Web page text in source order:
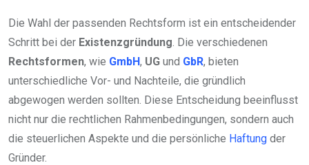
Die Wahl der passenden Rechtsform ist ein entscheidender
Schritt bei der Existenzgründung . Die verschiedenen
Rechtsformen, wie GmbH, UG und GbR, bieten
unterschiedliche Vor- und Nachteile, die gründlich
abgewogen werden sollten. Diese Entscheidung beeinflusst
nicht nur die rechtlichen Rahmenbedingungen, sondern auch
die steuerlichen Aspekte und die persönliche Haftung der
Gründer.